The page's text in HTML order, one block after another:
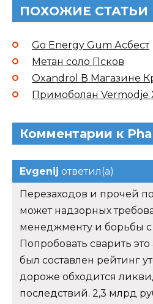
ПОХОЖИЕ СТАТЬИ
Go Energy Gum Асбест
Метан соло Псков
Oxandrol В Магазине
Примоболан Vermodje
Комментарии к
Evgenij ответил(а)
Перезаходов и прочей
может надзорных
менеджменту и борьбы
Попробовать сварить это
был составлен рейтинг
дороже обходится
последствий. 2,3 млрд